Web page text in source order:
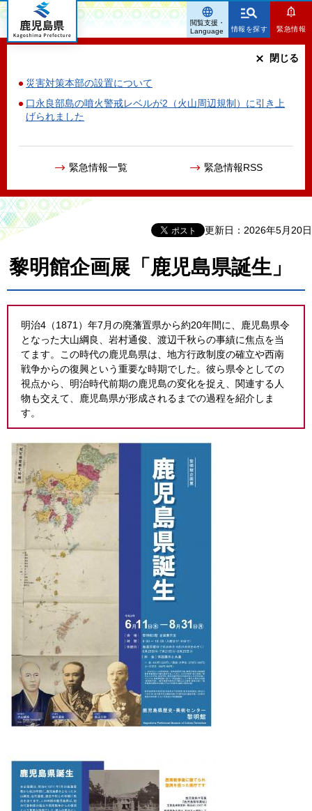
鹿児島県
情報を探す 緊急情報
災害対策本部の設置について
口永良部島の噴火警戒レベルが2（火山周辺規制）に引き上
げられました
緊急情報一覧 緊急情報RSS
閉じる
閲覧支援・
Language
更新日：2026年5月20日
黎明館企画展「鹿児島県誕生」
明治4（1871）年7月の廃藩置県から約20年間に、鹿児島県令
となった大山綱良、岩村通俊、渡辺千秋らの事績に焦点を当
てます。この時代の鹿児島県は、地方行政制度の確立や西南
戦争からの復興という重要な時期でした。彼ら県令としての
視点から、明治時代前期の鹿児島の変化を捉え、関連する人
物も交えて、鹿児島県が形成されるまでの過程を紹介しま
す。